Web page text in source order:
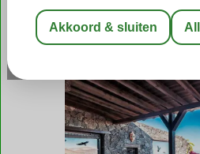
Casa Gaida
Logies-Vakantiewoning